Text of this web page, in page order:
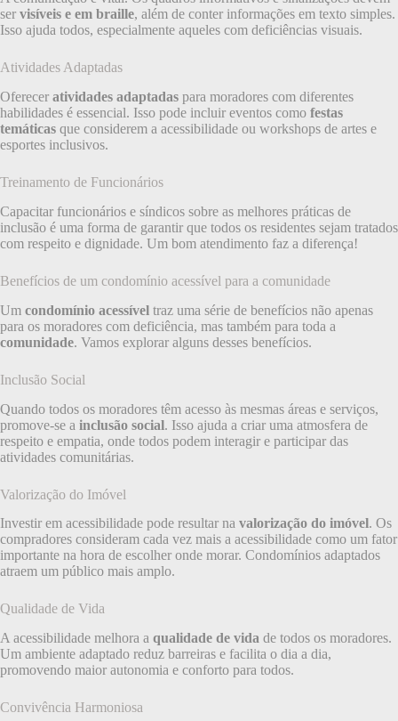
ser visíveis e em braille, além de conter informações em texto simples.
Isso ajuda todos, especialmente aqueles com deficiências visuais.
Atividades Adaptadas
Oferecer atividades adaptadas para moradores com diferentes
habilidades é essencial. Isso pode incluir eventos como festas
temáticas que considerem a acessibilidade ou workshops de artes e
esportes inclusivos.
Treinamento de Funcionários
Capacitar funcionários e síndicos sobre as melhores práticas de
inclusão é uma forma de garantir que todos os residentes sejam tratados
com respeito e dignidade. Um bom atendimento faz a diferença!
Benefícios de um condomínio acessível para a comunidade
Um condomínio acessível traz uma série de benefícios não apenas
para os moradores com deficiência, mas também para toda a
comunidade. Vamos explorar alguns desses benefícios.
Inclusão Social
Quando todos os moradores têm acesso às mesmas áreas e serviços,
promove-se a inclusão social. Isso ajuda a criar uma atmosfera de
respeito e empatia, onde todos podem interagir e participar das
atividades comunitárias.
Valorização do Imóvel
Investir em acessibilidade pode resultar na valorização do imóvel. Os
compradores consideram cada vez mais a acessibilidade como um fator
importante na hora de escolher onde morar. Condomínios adaptados
atraem um público mais amplo.
Qualidade de Vida
A acessibilidade melhora a qualidade de vida de todos os moradores.
Um ambiente adaptado reduz barreiras e facilita o dia a dia,
promovendo maior autonomia e conforto para todos.
Convivência Harmoniosa